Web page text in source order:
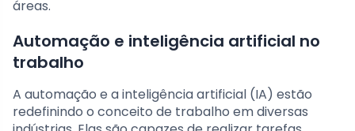
áreas.
Automação e inteligência artificial no
trabalho
A automação e a inteligência artificial (IA) estão
redefinindo o conceito de trabalho em diversas